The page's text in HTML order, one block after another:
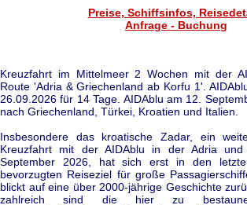
Preise, Schiffsinfos,
Anfrage - Buchung
Kreuzfahrt im Mittelmeer 2 Wochen mit der
Route 'Adria & Griechenland ab Korfu 1'.
26.09.2026 für 14 Tage. AIDAblu am 12.
nach Griechenland, Türkei, Kroatien und Italien.
Insbesondere das kroatische Zadar, ein
Kreuzfahrt mit der AIDAblu in der Adria
September 2026, hat sich erst in den
bevorzugten Reiseziel für große
blickt auf eine über 2000-jährige Geschichte
zahlreich sind die hier zu